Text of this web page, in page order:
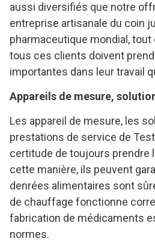
aussi diversifiés que notre
entreprise artisanale du coin
pharmaceutique mondial,
tous ces clients doivent
importantes dans leur travail
Appareils de mesure,
Les appareil de mesure, les
prestations de service de
certitude de toujours prendre
cette manière, ils peuvent
denrées alimentaires sont
de chauffage fonctionne
fabrication de médicaments
normes.